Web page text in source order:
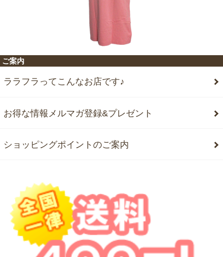
ご案内
ララフラってこんなお店です♪
お得な情報メルマガ登録&プレゼント
ショッピングポイントのご案内